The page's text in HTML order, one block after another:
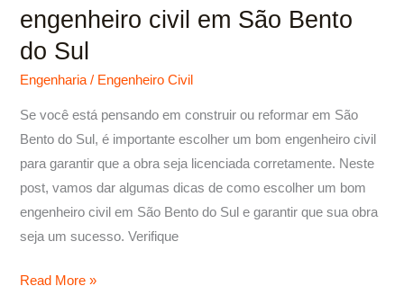
engenheiro civil em São Bento
do Sul
Engenharia/ Engenheiro Civil
Se você está pensando em construir ou reformar em São
Bento do Sul, é importante escolher um bom engenheiro civil
para garantir que a obra seja licenciada corretamente. Neste
post, vamos dar algumas dicas de como escolher um bom
engenheiro civil em São Bento do Sul e garantir que sua obra
seja um sucesso. Verifique
Read More »